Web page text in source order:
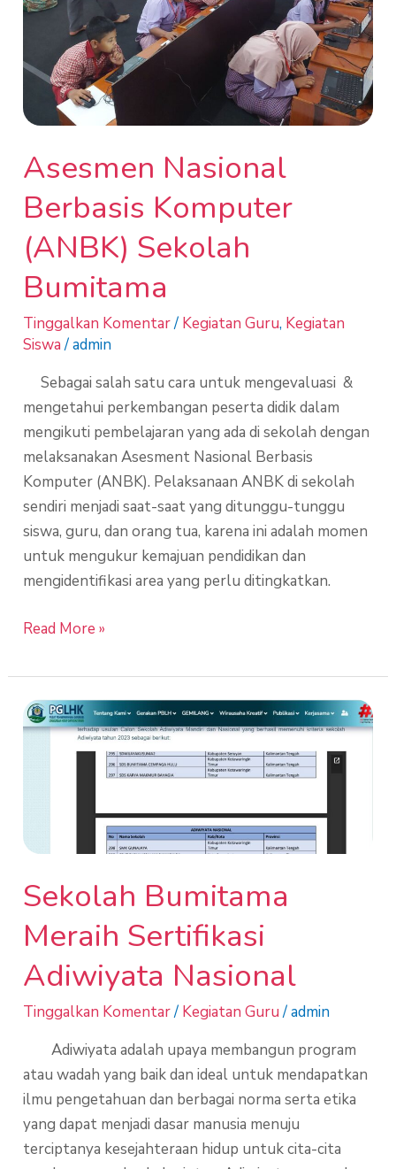
Asesmen Nasional
Berbasis Komputer
(ANBK) Sekolah
Bumitama
Tinggalkan Komentar/ Kegiatan Guru, Kegiatan
Siswa/admin
Sebagai salah satu cara untuk mengevaluasi &
mengetahui perkembangan peserta didik dalam
mengikuti pembelajaran yang ada di sekolah dengan
melaksanakan Asesment Nasional Berbasis
Komputer (ANBK). Pelaksanaan ANBK di sekolah
sendiri menjadi saat-saat yang ditunggu-tunggu
siswa, guru, dan orang tua, karena ini adalah momen
untuk mengukur kemajuan pendidikan dan
mengidentifikasi area yang perlu ditingkatkan.
Bumitama
Read More »
Sekolah Bumitama
Meraih Sertifikasi
Adiwiyata Nasional
Tinggalkan Komentar/ Kegiatan Guru/admin
Adiwiyata adalah upaya membangun program
atau wadah yang baik dan ideal untuk mendapatkan
ilmu pengetahuan dan berbagai norma serta etika
yang dapat menjadi dasar manusia menuju
terciptanya kesejahteraan hidup untuk cita-cita
Sekolah
Bumitama